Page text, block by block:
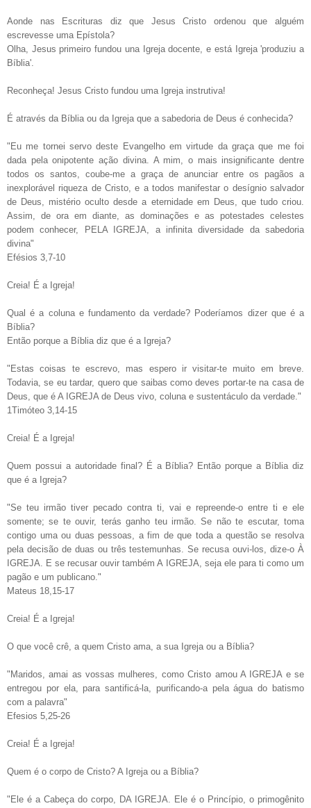
Aonde nas Escrituras diz que Jesus Cristo ordenou que alguém
escrevesse uma Epístola?
Olha, Jesus primeiro fundou una Igreja docente, e está Igreja 'produziu a
Bíblia'.
Reconheça! Jesus Cristo fundou uma Igreja instrutiva!
É através da Bíblia ou da Igreja que a sabedoria de Deus é conhecida?
"Eu me tornei servo deste Evangelho em virtude da graça que me foi
dada pela onipotente ação divina. A mim, o mais insignificante dentre
todos os santos, coube-me a graça de anunciar entre os pagãos a
inexplorável riqueza de Cristo, e a todos manifestar o desígnio salvador
de Deus, mistério oculto desde a eternidade em Deus, que tudo criou.
Assim, de ora em diante, as dominações e as potestades celestes
podem conhecer, PELA IGREJA, a infinita diversidade da sabedoria
divina"
Efésios 3,7-10
Creia! É a Igreja!
Qual é a coluna e fundamento da verdade? Poderíamos dizer que é a
Bíblia?
Então porque a Bíblia diz que é a Igreja?
"Estas coisas te escrevo, mas espero ir visitar-te muito em breve.
Todavia, se eu tardar, quero que saibas como deves portar-te na casa de
Deus, que é A IGREJA de Deus vivo, coluna e sustentáculo da verdade."
1Timóteo 3,14-15
Creia! É a Igreja!
Quem possui a autoridade final? É a Bíblia? Então porque a Bíblia diz
que é a Igreja?
"Se teu irmão tiver pecado contra ti, vai e repreende-o entre ti e ele
somente; se te ouvir, terás ganho teu irmão. Se não te escutar, toma
contigo uma ou duas pessoas, a fim de que toda a questão se resolva
pela decisão de duas ou três testemunhas. Se recusa ouvi-los, dize-o À
IGREJA. E se recusar ouvir também A IGREJA, seja ele para ti como um
pagão e um publicano."
Mateus 18,15-17
Creia! É a Igreja!
O que você crê, a quem Cristo ama, a sua Igreja ou a Bíblia?
"Maridos, amai as vossas mulheres, como Cristo amou A IGREJA e se
entregou por ela, para santificá-la, purificando-a pela água do batismo
com a palavra"
Efesios 5,25-26
Creia! É a Igreja!
Quem é o corpo de Cristo? A Igreja ou a Bíblia?
"Ele é a Cabeça do corpo, DA IGREJA. Ele é o Princípio, o primogênito